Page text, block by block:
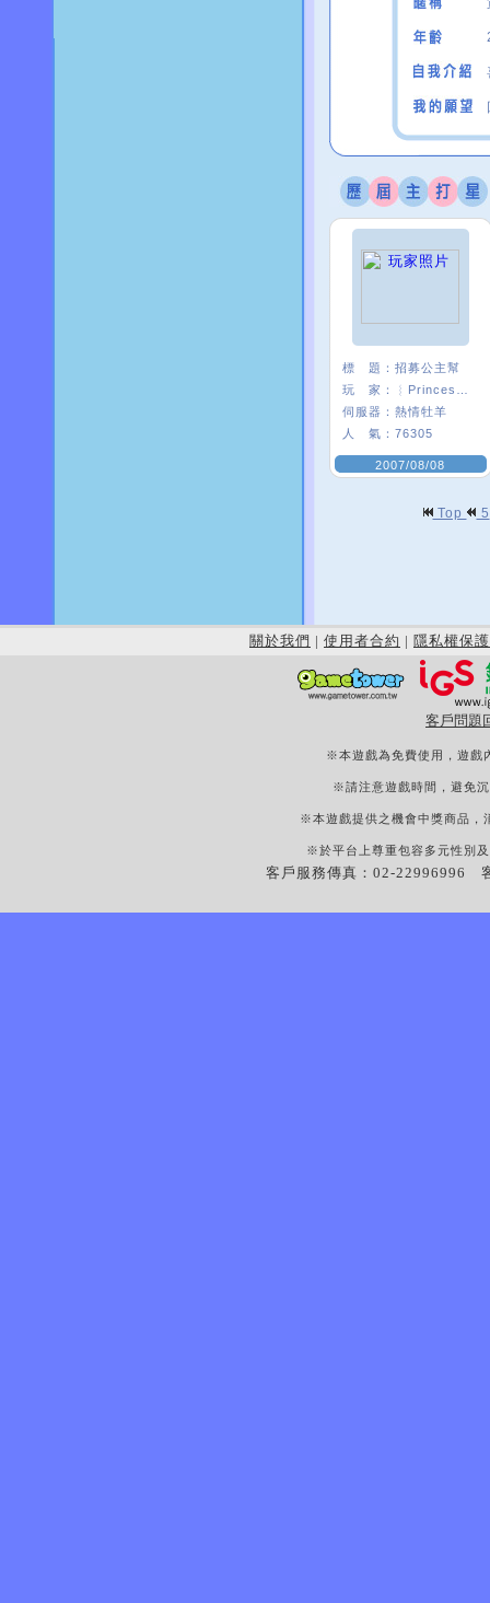
標 題： 招募公主幫
玩 家：
伺服器： 熱情牡羊
人 氣： 76305
2007/08/08
Top 5
關於我們 | 使用者合約 | 隱私權保護
客戶問題
※本遊戲為免費使用，遊戲
※請注意遊戲時間，避免
※本遊戲提供之機會中獎商品，
※於平台上尊重包容多元性別
客戶服務傳真：02-22996996